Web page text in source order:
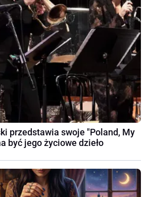
przedstawia swoje "Poland, My
być jego życiowe dzieło